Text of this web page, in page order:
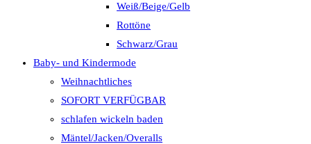
Weiß/Beige/Gelb
Rottöne
Schwarz/Grau
Baby- und Kindermode
Weihnachtliches
SOFORT VERFÜGBAR
schlafen wickeln baden
Mäntel/Jacken/Overalls